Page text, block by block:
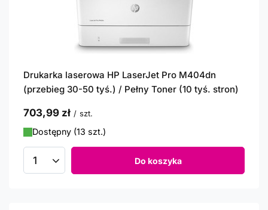
Drukarka laserowa HP LaserJet Pro M404dn
(przebieg 30-50 tyś.) / Pełny Toner (10 tyś. stron)
703,99 zł / szt.
Dostępny (13 szt.)
Ilość produktów Do koszyka